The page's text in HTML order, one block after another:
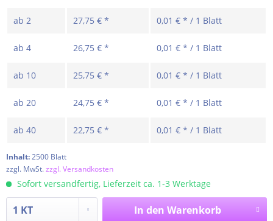
ab 2 27,75 € * 0,01 € * / 1 Blatt
ab 4 26,75 € * 0,01 € * / 1 Blatt
ab 10 25,75 € * 0,01 € * / 1 Blatt
ab 20 24,75 € * 0,01 € * / 1 Blatt
ab 40 22,75 € * 0,01 € * / 1 Blatt
Inhalt:2500 Blatt
zzgl. MwSt.zzgl. Versandkosten
Sofort versandfertig, Lieferzeit ca. 1-3 Werktage
In den Warenkorb